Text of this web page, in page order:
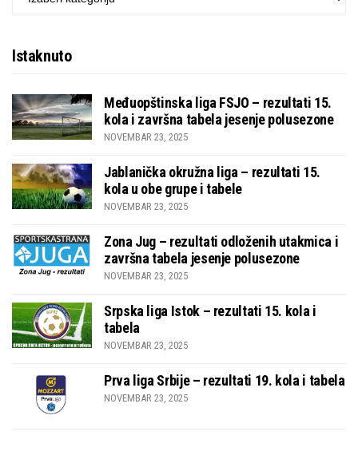
Istaknuto
Međuopštinska liga FSJO – rezultati 15.
kola i završna tabela jesenje polusezone
NOVEMBAR 23, 2025
Jablanička okružna liga – rezultati 15.
kola u obe grupe i tabele
NOVEMBAR 23, 2025
Zona Jug – rezultati odloženih utakmica i
završna tabela jesenje polusezone
NOVEMBAR 23, 2025
Srpska liga Istok – rezultati 15. kola i
tabela
NOVEMBAR 23, 2025
Prva liga Srbije – rezultati 19. kola i tabela
NOVEMBAR 23, 2025